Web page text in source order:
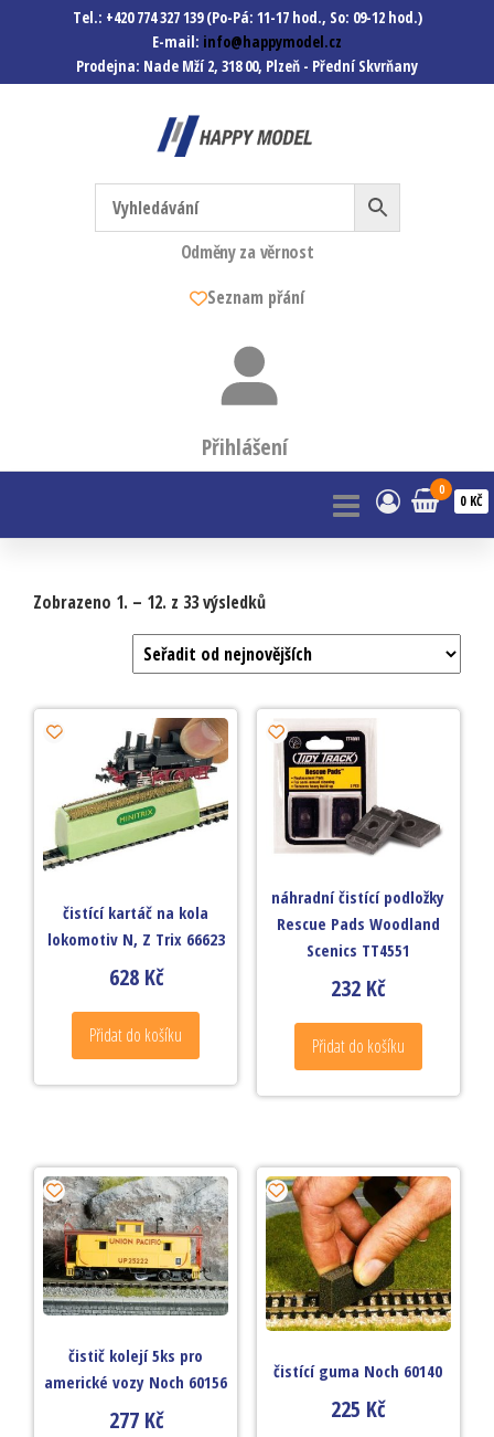
Tel.: +420 774 327 139 (Po-Pá: 11-17 hod., So: 09-12 hod.)
E-mail: info@happymodel.cz
Prodejna: Nade Mží 2, 318 00, Plzeň - Přední Skvrňany
Happymodel.cz
Modely autíček, modelová
železnice, mašinky, vagóny a
mnohem víc.
Odměny za věrnost
Seznam přání
Přihlášení
0
0 KČ
Zobrazeno 1. – 12. z 33 výsledků
čistící kartáč na kola
lokomotiv N, Z Trix 66623
628 Kč
Přidat do košíku
náhradní čistící podložky
Rescue Pads Woodland
Scenics TT4551
232 Kč
Přidat do košíku
čistič kolejí 5ks pro
americké vozy Noch 60156
277 Kč
čistící guma Noch 60140
225 Kč